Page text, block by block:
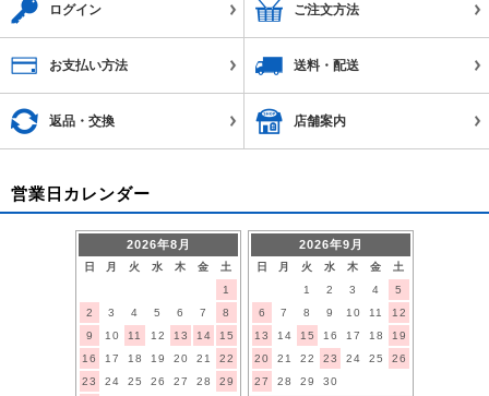
ログイン ご注文方法
お支払い方法 送料・配送
返品・交換 店舗案内
営業日カレンダー
2026年8月
日 月 火 水 木 金
土
1
2
3 4 5 6 7
8
9
10 11 12 13 14
15
16
17 18 19 20 21
22
23
24 25 26 27 28
29
2026年9月
日 月 火 水 木 金
土
1
2 3 4
5
6
7 8 9 10 11
12
13
14 15 16 17 18
19
20
21 22 23 24 25
26
27
28 29 30